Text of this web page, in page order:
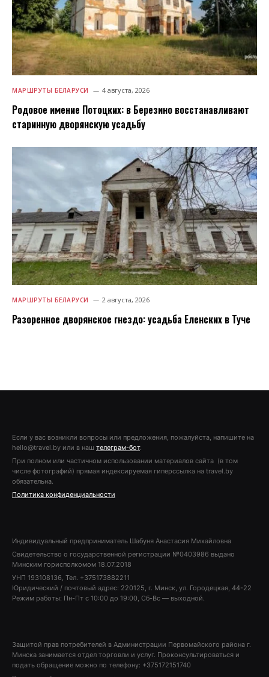
МАРШРУТЫ БЕЛАРУСИ 4 августа, 2026
Родовое имение Потоцких: в Березино восстанавливают
старинную дворянскую усадьбу
МАРШРУТЫ БЕЛАРУСИ 2 августа, 2026
Разоренное дворянское гнездо: усадьба Еленских в Туче
Если у вас возникли вопросы или предложения, пожалуйста, напишите на
hello@travel.by или в наш телеграм-бот.
При полном или частичном использовании материалов сайта (в том
числе фотографий) прямая индексируемая гиперссылка на travel.by
обязательна.
Политика конфиденциальности
Индивидуальный предприниматель Шабуня Анастасия Михайловна
Свидетельство о государственной регистрации №0403986 выдано
Минским горисполкомом 18.07.2018
УНП 193108136, Тел. +375173882211
Юридический / почтовый адрес: 220125, г. Минск, ул. Городецкая, 44-22
Режим работы: Пн-Пт с 10:00 до 19:00, Сб-Вс — выходной.
Защитой прав потребителей в Администрации Первомайского района г.
Минска занимается отдел торговли и услуг. Проконсультироваться и
подать обращение можно по телефону: +375172151740